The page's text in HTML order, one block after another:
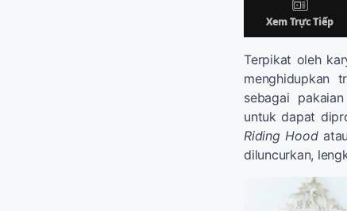
Terpikat oleh
menghidupkan
sebagai
untuk dapat
Riding Hood
diluncurkan,